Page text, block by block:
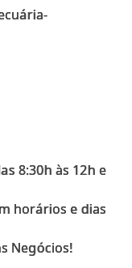
8:30h às 12h e
horários e dias